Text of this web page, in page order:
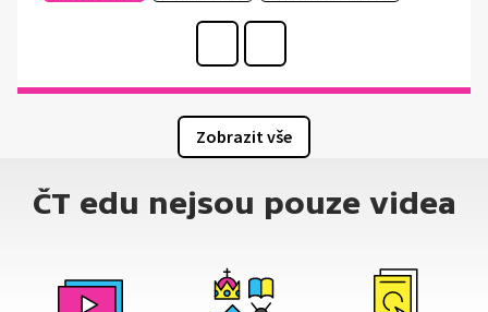
Zobrazit vše
ČT edu nejsou pouze videa